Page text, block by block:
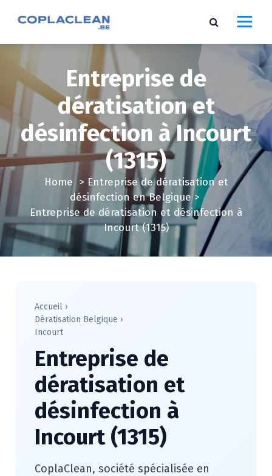
e
n
t
Entreprise de
dératisation et
désinfection à Incourt
(1315)
Home > Entreprise de dératisation et
désinfection en Belgique>
Entreprise de dératisation et désinfection à
Incourt (1315)
Accueil ›
Dératisation Belgique ›
Incourt
Entreprise de
dératisation et
désinfection à
Incourt (1315)
CoplaClean, société spécialisée en